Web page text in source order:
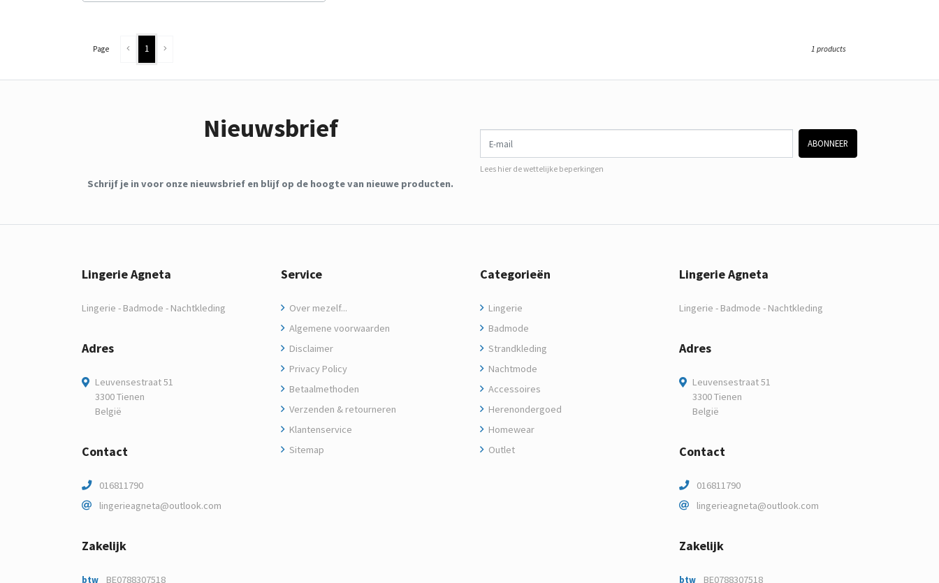
Page 1 1 products
Nieuwsbrief
Schrijf je in voor onze nieuwsbrief en blijf op de hoogte van nieuwe producten.
E-mail
ABONNEER
Lees hier de wettelijke beperkingen
Lingerie Agneta
Lingerie - Badmode - Nachtkleding
Adres
Leuvensestraat 51
3300 Tienen
België
Contact
016811790
lingerieagneta@outlook.com
Zakelijk
btw BE0788307518
Service
Over mezelf...
Algemene voorwaarden
Disclaimer
Privacy Policy
Betaalmethoden
Verzenden & retourneren
Klantenservice
Sitemap
Categorieën
Lingerie
Badmode
Strandkleding
Nachtmode
Accessoires
Herenondergoed
Homewear
Outlet
Lingerie Agneta
Lingerie - Badmode - Nachtkleding
Adres
Leuvensestraat 51
3300 Tienen
België
Contact
016811790
lingerieagneta@outlook.com
Zakelijk
btw BE0788307518